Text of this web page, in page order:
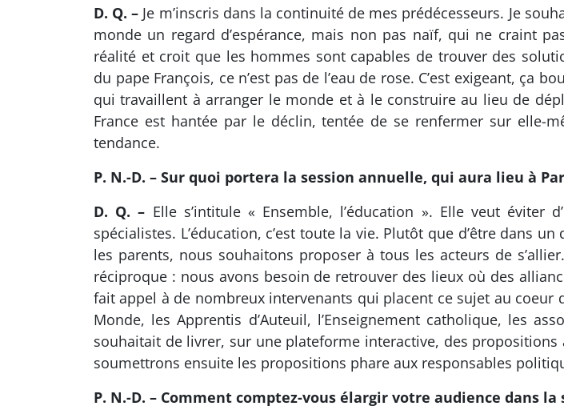
D. Q. – Je m’inscris dans la continuité de mes prédécesseurs. Je
monde un regard d’espérance, mais non pas naïf, qui ne craint
réalité et croit que les hommes sont capables de trouver des
du pape François, ce n’est pas de l’eau de rose. C’est exigeant, ça
qui travaillent à arranger le monde et à le construire au lieu de
France est hantée par le déclin, tentée de se renfermer sur elle-
tendance.
P. N.-D. – Sur quoi portera la session annuelle, qui aura lieu à
D. Q. – Elle s’intitule « Ensemble, l’éducation ». Elle veut
spécialistes. L’éducation, c’est toute la vie. Plutôt que d’être dans
les parents, nous souhaitons proposer à tous les acteurs de
réciproque : nous avons besoin de retrouver des lieux où des
fait appel à de nombreux intervenants qui placent ce sujet au coeur
Monde, les Apprentis d’Auteuil, l’Enseignement catholique, les
souhaitait de livrer, sur une plateforme interactive, des
soumettrons ensuite les propositions phare aux responsables
P. N.-D. – Comment comptez-vous élargir votre audience dans la